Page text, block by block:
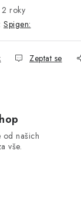
2 roky
Spigen:
Zeptat se
od našich
vše.